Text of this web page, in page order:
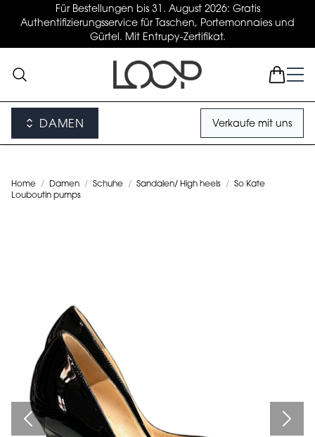
Für Bestellungen bis 31. August 2026: Gratis
Authentifizierungsservice für Taschen, Portemonnaies und
Gürtel. Mit Entrupy-Zertifikat.
DAMEN Verkaufe mit uns
Home / Damen / Schuhe / Sandalen/ High heels / So Kate
Louboutin pumps